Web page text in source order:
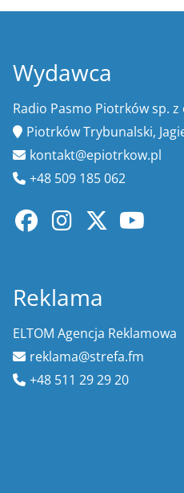
Wydawca
Radio Pasmo Piotrków sp. z
Piotrków Trybunalski,
kontakt@epiotrkow.pl
+48 509 185 062
Reklama
ELTOM Agencja Reklamowa
reklama@strefa.fm
+48 511 29 29 20